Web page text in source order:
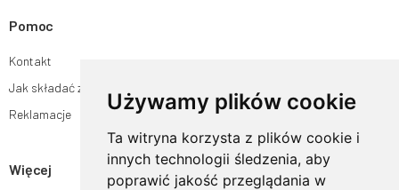
Używamy plików cookie
Ta witryna korzysta z plików cookie i
innych technologii śledzenia, aby
poprawić jakość przeglądania w
Pomoc
Kontakt
Jak składać zamówienia w sklepie ogrodyhildegardy.pl?
Reklamacje
Więcej